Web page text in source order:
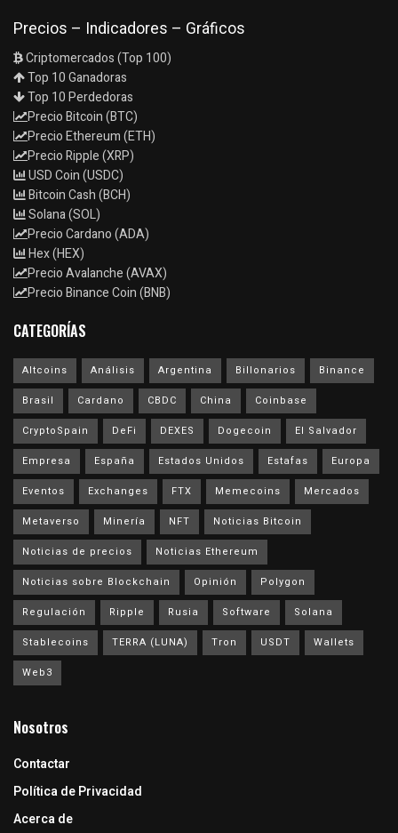
Precios – Indicadores – Gráficos
Criptomercados (Top 100)
Top 10 Ganadoras
Top 10 Perdedoras
Precio Bitcoin (BTC)
Precio Ethereum (ETH)
Precio Ripple (XRP)
USD Coin (USDC)
Bitcoin Cash (BCH)
Solana (SOL)
Precio Cardano (ADA)
Hex (HEX)
Precio Avalanche (AVAX)
Precio Binance Coin (BNB)
CATEGORÍAS
Altcoins Análisis Argentina Billonarios
Binance
Brasil
Cardano CBDC China
Coinbase
CryptoSpain
DeFi DEXES Dogecoin
El Salvador
Empresa
España Estados Unidos Estafas
Europa
Eventos
Exchanges FTX Memecoins
Mercados
Metaverso
Minería NFT
Noticias Bitcoin
Noticias de precios
Noticias Ethereum
Noticias sobre Blockchain
Opinión
Polygon
Regulación
Ripple Rusia Software
Solana
Stablecoins
TERRA (LUNA) Tron USDT
Wallets
Web3
Nosotros
Contactar
Política de Privacidad
Acerca de